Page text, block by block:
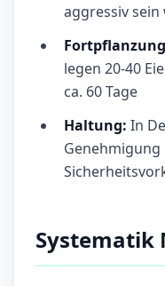
aggressiv
legen 20-40
ca. 60 Tage
Haltung: In
Systematik